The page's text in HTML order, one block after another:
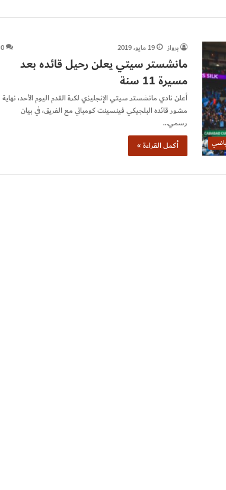
برواز 19 مايو، 2019 0
مانشستر سيتي يعلن رحيل قائده بعد
مسيرة 11 سنة
أعلن نادي مانشستر سيتي الإنجليزي لكرة القدم اليوم الأحد، نهاية
مشور قائده البلجيكي فينسينت كومباني مع الفريق، في بيان
رسمي…
أكمل القراءة »